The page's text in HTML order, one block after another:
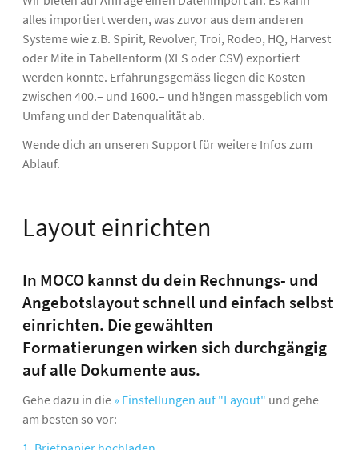
alles importiert werden, was zuvor aus dem anderen
Systeme wie z.B. Spirit, Revolver, Troi, Rodeo, HQ, Harvest
oder Mite in Tabellenform (XLS oder CSV) exportiert
werden konnte. Erfahrungsgemäss liegen die Kosten
zwischen 400.– und 1600.– und hängen massgeblich vom
Umfang und der Datenqualität ab.
Wende dich an unseren Support für weitere Infos zum
Ablauf.
Layout einrichten
In MOCO kannst du dein Rechnungs- und
Angebotslayout schnell und einfach selbst
einrichten. Die gewählten
Formatierungen wirken sich durchgängig
auf alle Dokumente aus.
Gehe dazu in die » Einstellungen auf "Layout" und gehe
am besten so vor: